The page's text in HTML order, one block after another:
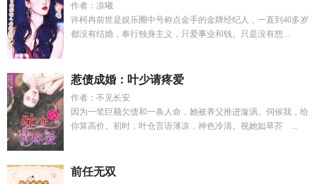
作者：凉曦
许柯冉前世是娱乐圈中号称点金手的金牌经纪人，一直到40多岁
都没有结婚，奉行独身主义，只爱事业和钱。只是没有想...
惹债成婚：叶少请疼爱
作者：不见长安
因为一笔巨额欠债和一条人命，她被养父推进漩涡。伺候我，给
你算高价。初时，叶仓言语薄凉，神色冷清。视她如草芥 ...
前任无双